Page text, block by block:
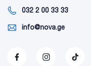
032 2 00 33 33
info@nova.ge